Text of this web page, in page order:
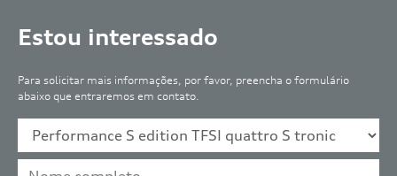
Estou interessado
Para solicitar mais informações, por favor, preencha o formulário
abaixo que entraremos em contato.